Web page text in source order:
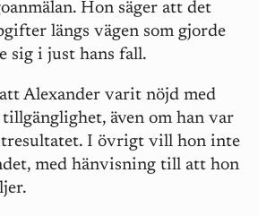
Hon säger att det
längs vägen som gjorde
sig i just hans fall.
Alexander varit nöjd med
även om han var
I övrigt vill hon inte
med hänvisning till att hon